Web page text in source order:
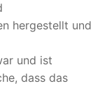
hergestellt und
und ist
dass das